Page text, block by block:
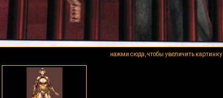
нажми сюда, чтобы увеличить картинку